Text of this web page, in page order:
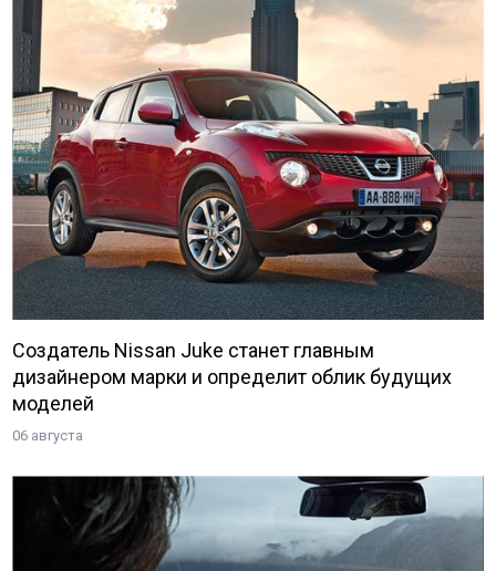
Создатель Nissan Juke станет главным
дизайнером марки и определит облик будущих
моделей
06 августа